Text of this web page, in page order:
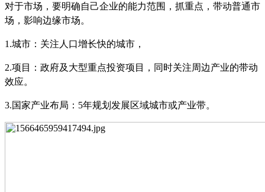
对于市场，要明确自己企业的能力范围，抓重点，带动普通市
场，影响边缘市场。
1.城市：关注人口增长快的城市 ，
2.项目：政府及大型重点投资项目，同时关注周边产业的带动
效应。
3.国家产业布局： 5年规划发展区域城市或产业带。